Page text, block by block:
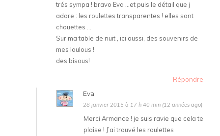
trés sympa ! bravo Eva …et puis le détail que j
adore : les roulettes transparentes ! elles sont
chouettes …
Sur ma table de nuit , ici aussi, des souvenirs de
mes loulous !
des bisous!
Répondre
Eva
28 janvier 2015 à 17 h 40 min (12 années ago)
Merci Armance ! je suis ravie que cela te
plaise ! J’ai trouvé les roulettes